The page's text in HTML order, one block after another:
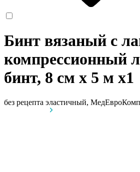
Бинт вязаный с
компрессионный
бинт, 8 см х 5 м x1
без рецепта эластичный,